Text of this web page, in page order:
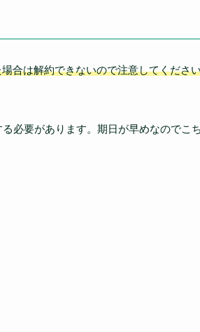
合は解約できないので注意してくださ
必要があります。期日が早めなのでこ